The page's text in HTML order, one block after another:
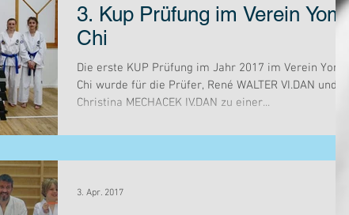
3. Kup Prüfung im Verein
Chi
Die erste KUP Prüfung im Jahr 2017 im Verein Yom-
Chi wurde für die Prüfer, René WALTER VI.DAN und
Christina MECHACEK IV.DAN zu einer...
3. Apr. 2017